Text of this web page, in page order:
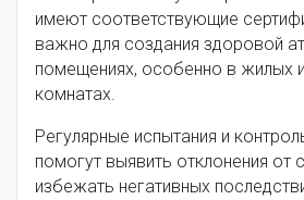
имеют соответствующие
важно для создания здоровой
помещениях, особенно в жилых
комнатах.
Регулярные испытания и
помогут выявить отклонения от
избежать негативных